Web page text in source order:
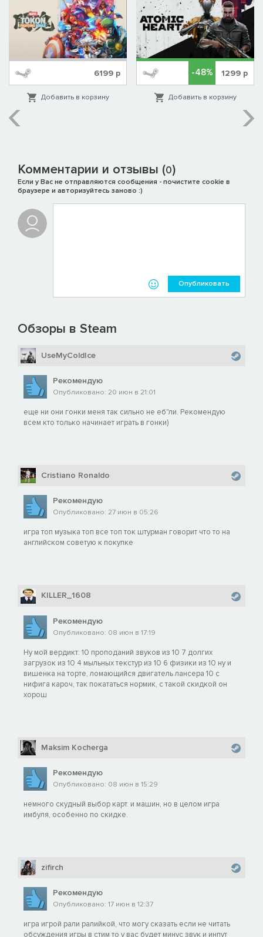
6199 р
Добавить в корзину
-48% 1299 р
Добавить в корзину
Комментарии и отзывы (0)
Если у Вас не отправляются сообщения - почистите cookie в
браузере и авторизуйтесь заново :)
Опубликовать
Обзоры в Steam
UseMyColdIce
Рекомендую
Опубликовано: 20 июн в 21:01
еще ни они гонки меня так сильно не еб"ли. Рекомендую
всем кто только начинает играть в гонки)
Cristiano Ronaldo
Рекомендую
Опубликовано: 27 июн в 05:26
игра топ музыка топ все топ ток штурман говорит что то на
английском советую к покупке
KILLER_1608
Рекомендую
Опубликовано: 08 июн в 17:19
Ну мой вердикт: 10 проподаний звуков из 10 7 долгих
загрузок из 10 4 мыльных текстур из 10 6 физики из 10 ну и
вишенка на торте, ломающийся двигатель лансера 10 с
нифига кароч, так покататься нормик, с такой скидкой он
хорош
Maksim Kocherga
Рекомендую
Опубликовано: 08 июн в 15:29
немного скудный выбор карт. и машин, но в целом игра
имбуля, особенно по скидке.
zifirch
Рекомендую
Опубликовано: 17 июн в 12:37
игра игрой рали ралийкой, что могу сказать если не читать
обсуждения игры в стим то у вас будет минус звук и инпут